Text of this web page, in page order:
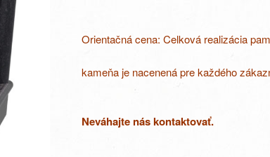
Orientačná cena: Celková realizácia
kameňa je nacenená pre každého
Neváhajte nás kontaktovať.